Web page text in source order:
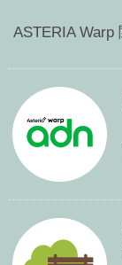
ASTERIA Warp